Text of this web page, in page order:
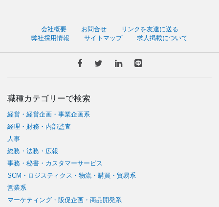
会社概要 お問合せ
リンクを友達に送る
弊社採用情報
サイトマップ 求人掲載について
職種カテゴリーで検索
経営・経営企画・事業企画系
経理・財務・内部監査
人事
総務・法務・広報
事務・秘書・カスタマーサービス
SCM・ロジスティクス・物流・購買・貿易系
営業系
マーケティング・販促企画・商品開発系